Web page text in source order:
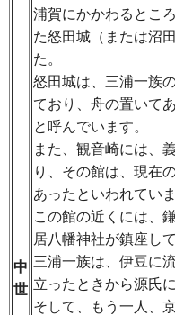
中
世
浦賀にかかわるとこ
た怒田城（または沼
た。
怒田城は、三浦一族
ており、舟の置いて
と呼んでいます。
また、観音崎には、
り、その館は、現在
あったといわれていま
この館の近くには、
居八幡神社が鎮座し
三浦一族は、伊豆に
立ったときから源氏
そして、もう一人、